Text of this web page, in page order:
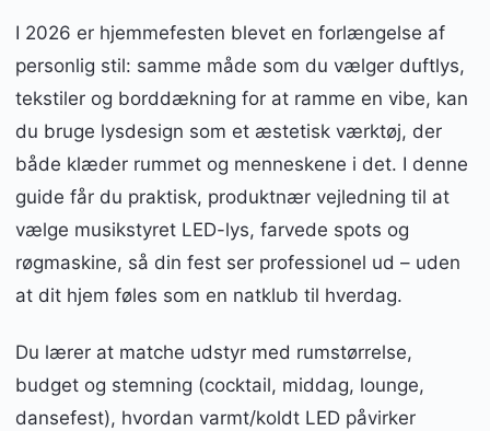
I 2026 er hjemmefesten blevet en forlængelse af
personlig stil: samme måde som du vælger duftlys,
tekstiler og borddækning for at ramme en vibe, kan
du bruge lysdesign som et æstetisk værktøj, der
både klæder rummet og menneskene i det. I denne
guide får du praktisk, produktnær vejledning til at
vælge musikstyret LED-lys, farvede spots og
røgmaskine, så din fest ser professionel ud – uden
at dit hjem føles som en natklub til hverdag.
Du lærer at matche udstyr med rumstørrelse,
budget og stemning (cocktail, middag, lounge,
dansefest), hvordan varmt/koldt LED påvirker